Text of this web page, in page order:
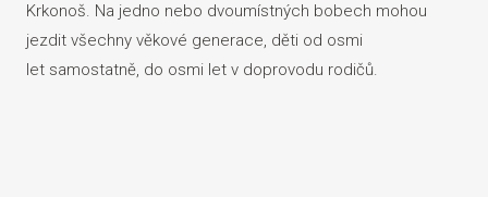
Krkonoš. Na jedno nebo dvoumístných bobech mohou
jezdit všechny věkové generace, děti od osmi
let samostatně, do osmi let v doprovodu rodičů.